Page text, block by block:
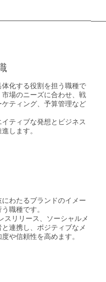
化する役割を担う職種で
場のニーズに合わせ、戦
ティング、予算管理など
ティブな発想とビジネス
します。
わたるブランドのイメー
職種です。
スリリース、ソーシャルメ
連携し、ポジティブなメ
や信頼性を高めます。